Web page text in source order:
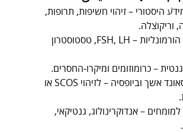
היסטורי – זיהוי חשיפות, תרופות,
וריקוצלה.
בדיקות הורמונליות – FSH, LH, טסטוסטרון
– כרומוזומים ומיקרו‑החסרים.
אולטרסאונד אשך וביופסיה – לזיהוי SCOS או
– אנדוקרינולוג, גנטיקאי,